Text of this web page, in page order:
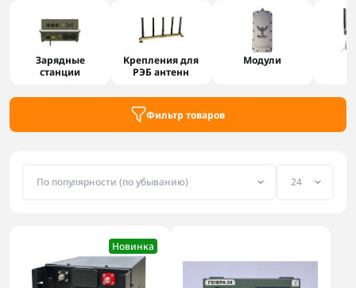
Зарядные
станции
Крепления для
РЭБ антенн
Модули
Фильтр товаров
Новинка